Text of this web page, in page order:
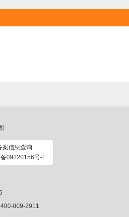
案信息查询
09220156号-1
009-2911